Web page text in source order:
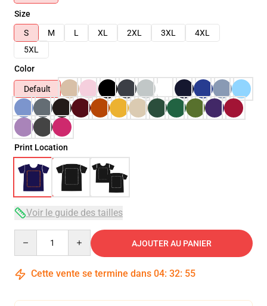
Size
S
M L XL 2XL 3XL
4XL
5XL
Color
Default
Print Location
Voir le guide des tailles
AJOUTER AU PANIER
Cette vente se termine dans 04: 32: 54